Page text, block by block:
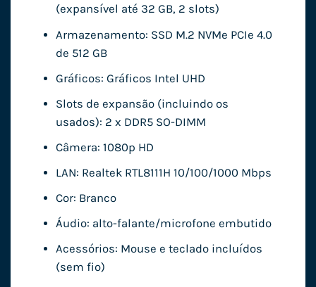
(expansível até 32 GB, 2 slots)
Armazenamento: SSD M.2 NVMe PCIe 4.0
de 512 GB
Gráficos: Gráficos Intel UHD
Slots de expansão (incluindo os
usados): 2 x DDR5 SO-DIMM
Câmera: 1080p HD
LAN: Realtek RTL8111H 10/100/1000 Mbps
Cor: Branco
Áudio: alto-falante/microfone embutido
Acessórios: Mouse e teclado incluídos
(sem fio)